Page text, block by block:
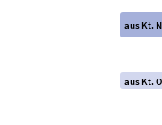
aus Kt.
aus Kt.